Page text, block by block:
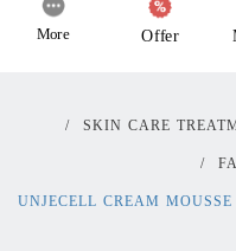
Offer
More
SKIN CARE
/
/
UNJECELL CREAM